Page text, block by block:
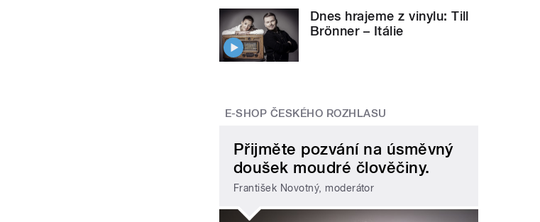
Dnes hrajeme z vinylu: Till
Brönner – Itálie
E-SHOP ČESKÉHO ROZHLASU
Přijměte pozvání na úsměvný
doušek moudré člověčiny.
František Novotný, moderátor